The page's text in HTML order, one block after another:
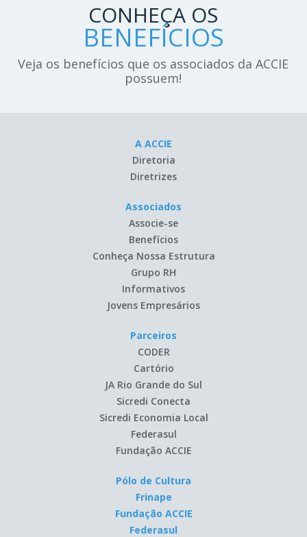
CONHEÇA OS
BENEFÍCIOS
Veja os benefícios que os associados da ACCIE
possuem!
A ACCIE
Diretoria
Diretrizes
Associados
Associe-se
Benefícios
Conheça Nossa Estrutura
Grupo RH
Informativos
Jovens Empresários
Parceiros
CODER
Cartório
JA Rio Grande do Sul
Sicredi Conecta
Sicredi Economia Local
Federasul
Fundação ACCIE
Pólo de Cultura
Frinape
Fundação ACCIE
Federasul